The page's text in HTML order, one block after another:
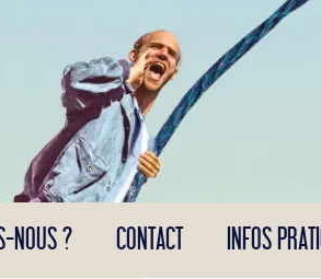
NOUS ? CONTACT INFOS